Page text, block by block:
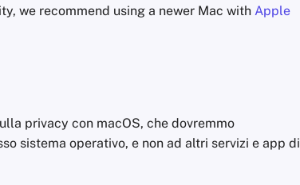
we recommend using a newer Mac with Apple
privacy con macOS, che dovremmo
sistema operativo, e non ad altri servizi e app di